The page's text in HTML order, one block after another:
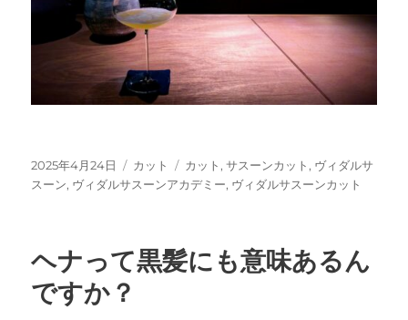
投
稿
2025年4月24日
カ
テ
カット
タ
グ
カット ,サスーンカット , ヴィダルサ
スーン, ヴィダルサスーンアカデミー, ヴィダルサスーンカット
ヘナって黒髪にも意味あるん
ですか？